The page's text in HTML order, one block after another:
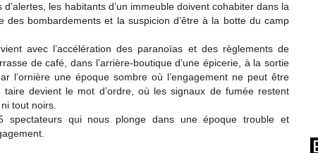
les habitants d’un immeuble doivent cohabiter dans la
des bombardements et la suspicion d’être à la botte du camp
avec l’accélération des paranoïas et des règlements de
de café, dans l’arrière-boutique d’une épicerie, à la sortie
l’ornière une époque sombre où l’engagement ne peut être
devient le mot d’ordre, où les signaux de fumée restent
tout noirs.
spectateurs qui nous plonge dans une époque trouble et